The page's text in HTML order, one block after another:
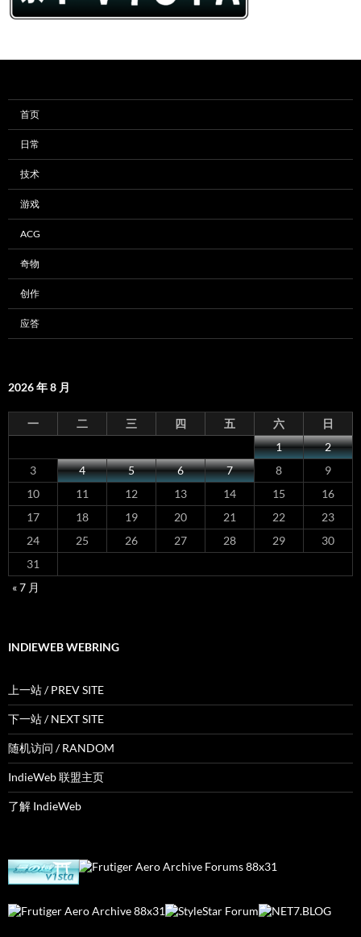
首页
日常
技术
游戏
ACG
奇物
创作
应答
2026 年 8 月
一 二 三 四 五 六
日
1
2
3
4 5 6 7 8
9
10
11 12 13 14 15
16
17
18 19 20 21 22
23
24
25 26 27 28 29
30
31
« 7 月
INDIEWEB WEBRING
上一站 / PREV SITE
下一站 / NEXT SITE
随机访问 / RANDOM
IndieWeb 联盟主页
了解 IndieWeb